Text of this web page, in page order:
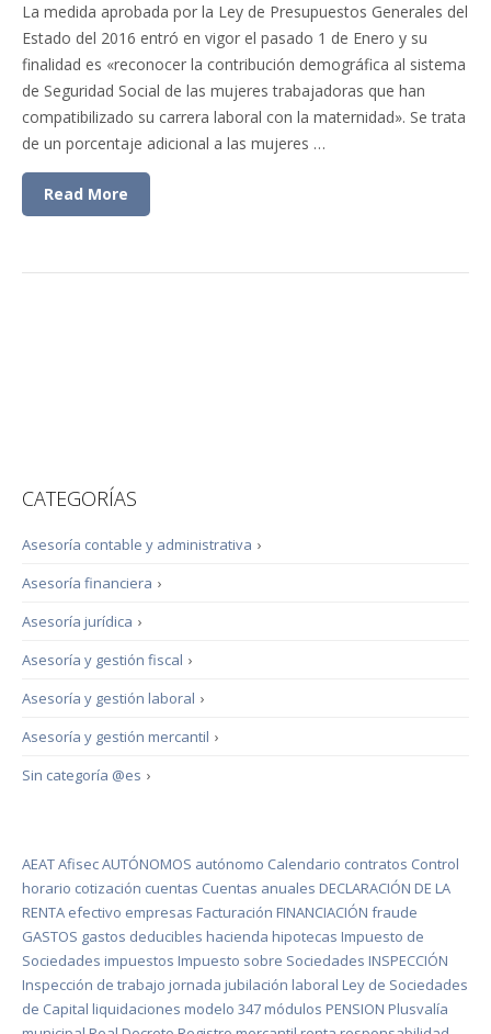
La medida aprobada por la Ley de Presupuestos Generales del
Estado del 2016 entró en vigor el pasado 1 de Enero y su
finalidad es «reconocer la contribución demográfica al sistema
de Seguridad Social de las mujeres trabajadoras que han
compatibilizado su carrera laboral con la maternidad». Se trata
de un porcentaje adicional a las mujeres …
Read More
CATEGORÍAS
›
Asesoría contable y administrativa
›
Asesoría financiera
›
Asesoría jurídica
›
Asesoría y gestión fiscal
›
Asesoría y gestión laboral
›
Asesoría y gestión mercantil
›
Sin categoría @es
AEATAfisecAUTÓNOMOS autónomo Calendario contratos Control
horario cotización cuentas Cuentas anuales DECLARACIÓN DE LA
RENTA efectivo empresas Facturación FINANCIACIÓN fraude
GASTOS gastos deducibles hacienda hipotecas Impuesto de
Sociedades impuestos Impuesto sobre Sociedades INSPECCIÓN
Inspección de trabajo jornada jubilación laboral Ley de Sociedades
de Capital liquidaciones modelo 347 módulos PENSION Plusvalía